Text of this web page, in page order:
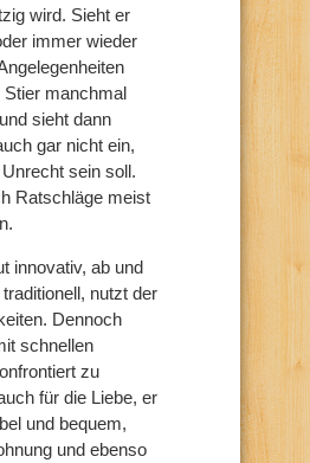
wird. Sieht er
immer wieder
manchmal
sieht dann
gar nicht ein,
sein soll.
Ratschläge meist
innovativ, ab und
nutzt der
Dennoch
schnellen
zu
für die Liebe, er
und bequem,
und ebenso